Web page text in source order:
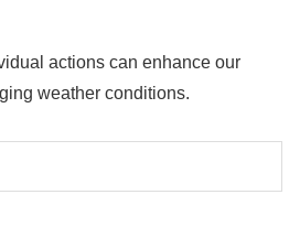
actions can enhance our
weather conditions.